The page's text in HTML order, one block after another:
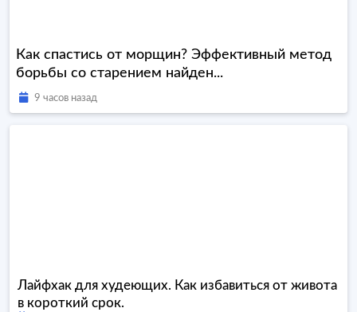
Как спастись от морщин? Эффективный метод
борьбы со старением найден...
9 часов назад
Лайфхак для худеющих. Как избавиться от живота
в короткий срок.